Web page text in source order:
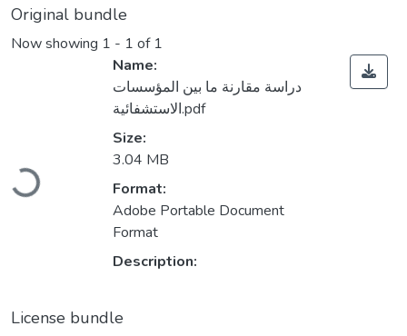
Original bundle
Now showing 1 - 1 of 1
Loading...
Name:
دراسة مقارنة ما بين المؤسسات
الاستشفائية.pdf
Size:
3.04 MB
Format:
Adobe Portable Document
Format
Description:
License bundle